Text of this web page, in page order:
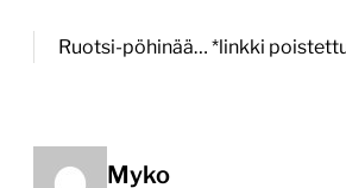
Ruotsi-pöhinää… *linkki
Myko